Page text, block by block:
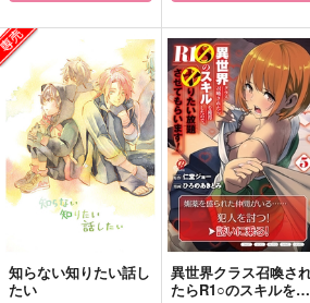
知らない知りたい話し
たい
異世界クラス召喚さ
たらR1○のスキルを獲